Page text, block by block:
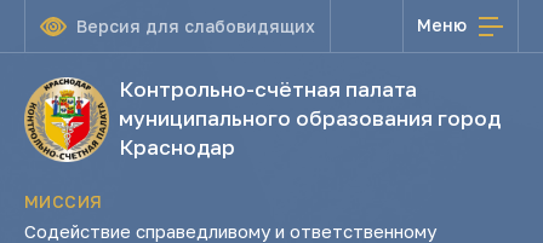
Версия для слабовидящих Меню
Контрольно-счётная палата
муниципального образования город
Краснодар
МИССИЯ
Содействие справедливому и ответственному